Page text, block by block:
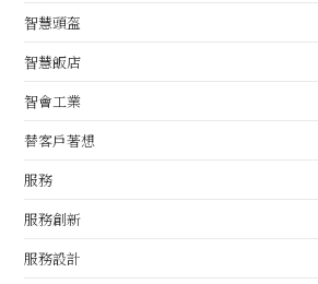
智慧頭盔
智慧飯店
智會工業
替客戶著想
服務
服務創新
服務設計